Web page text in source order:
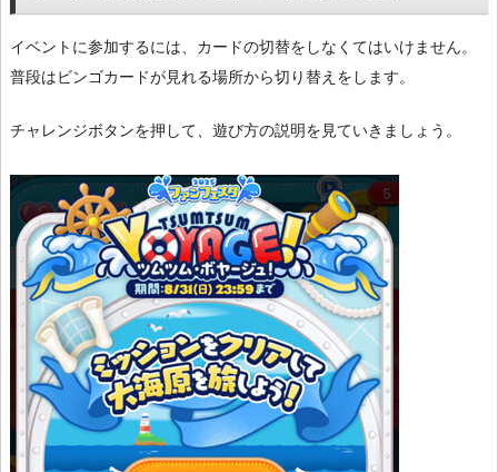
イベントに参加するには、カードの切替をしなくてはいけません。
普段はビンゴカードが見れる場所から切り替えをします。
チャレンジボタンを押して、遊び方の説明を見ていきましょう。